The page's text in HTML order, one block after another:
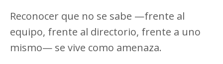
Reconocer que no se sabe —frente al
equipo, frente al directorio, frente a uno
mismo— se vive como amenaza.